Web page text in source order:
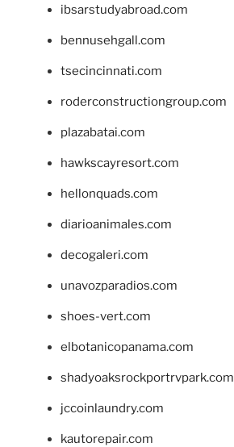
ibsarstudyabroad.com
bennusehgall.com
tsecincinnati.com
roderconstructiongroup.com
plazabatai.com
hawkscayresort.com
hellonquads.com
diarioanimales.com
decogaleri.com
unavozparadios.com
shoes-vert.com
elbotanicopanama.com
shadyoaksrockportrvpark.com
jccoinlaundry.com
kautorepair.com